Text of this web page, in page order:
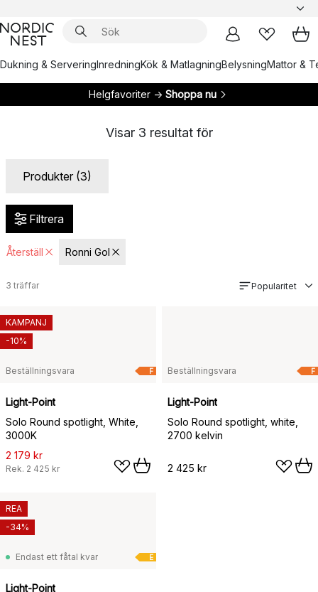
Dukning & ServeringInredningKök & MatlagningBelysningMattor &
Helgfavoriter → Shoppa nu
Visar 3 resultat för
Produkter (3)
Filtrera
Återställ Ronni Gol
3 träffar Popularitet
F
Beställningsvara
Light-Point
Solo Round spotlight, White,
3000K
2 179 kr
Rek. 2 425 kr
KAMPANJ
-10%
F
Beställningsvara
Light-Point
Solo Round spotlight, white,
2700 kelvin
2 425 kr
E
Endast ett fåtal kvar
Light-Point
REA
-34%